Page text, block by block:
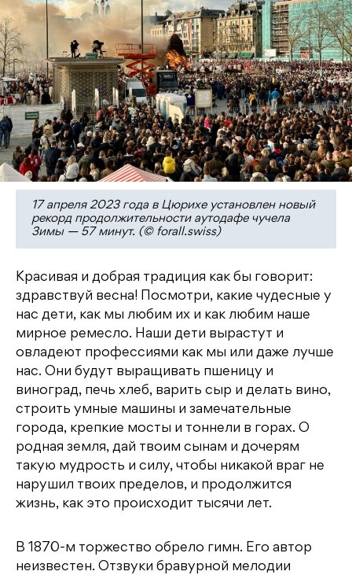
17 апреля 2023 года в Цюрихе установлен новый
рекорд продолжительности аутодафе чучела
Зимы — 57 минут. (© forall.swiss)
Красивая и добрая традиция как бы говорит:
здравствуй весна! Посмотри, какие чудесные у
нас дети, как мы любим их и как любим наше
мирное ремесло. Наши дети вырастут и
овладеют профессиями как мы или даже лучше
нас. Они будут выращивать пшеницу и
виноград, печь хлеб, варить сыр и делать вино,
строить умные машины и замечательные
города, крепкие мосты и тоннели в горах. О
родная земля, дай твоим сынам и дочерям
такую мудрость и силу, чтобы никакой враг не
нарушил твоих пределов, и продолжится
жизнь, как это происходит тысячи лет.
В 1870-м торжество обрело гимн. Его автор
неизвестен. Отзвуки бравурной мелодии